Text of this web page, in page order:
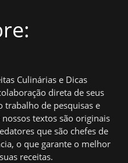
Culinárias e Dicas
direta de seus
trabalho de pesquisas e
textos são originais
que são chefes de
o que garante o melhor
receitas.